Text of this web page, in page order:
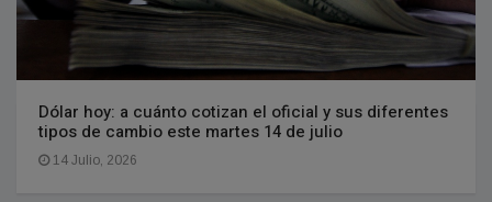
Dólar hoy: a cuánto cotizan el oficial y sus diferentes
tipos de cambio este martes 14 de julio
14 Julio, 2026